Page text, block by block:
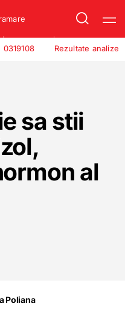
Rezultate analize
0319108
sa stii
al
Poliana